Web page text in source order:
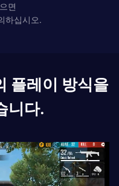
면
하십시오.
플레이 방식을
니다.